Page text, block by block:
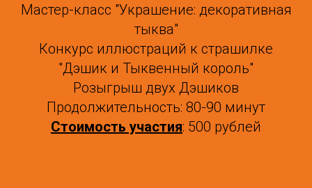
Мастер-класс "Украшение: декоративная
тыква"
Конкурс иллюстраций к страшилке
"Дэшик и Тыквенный король"
Розыгрыш двух Дэшиков
Продолжительность: 80-90 минут
Стоимость участия: 500 рублей